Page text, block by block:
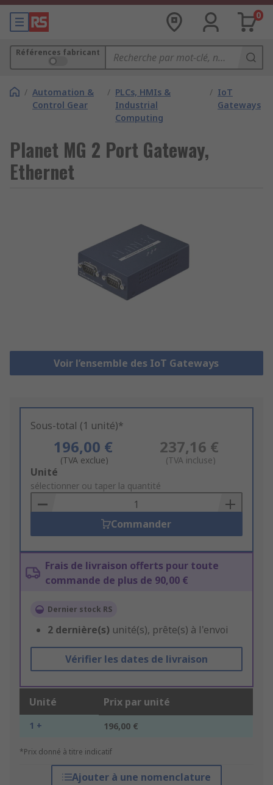
0
Références fabricant
/ Automation &
Control Gear
/ PLCs, HMIs &
Industrial
Computing
/ IoT
Gateways
Planet MG 2 Port Gateway,
Ethernet
Voir l’ensemble des IoT Gateways
Sous-total (1 unité)*
196,00 €
(TVA exclue)
237,16 €
(TVA incluse)
Add
to
Basket
Unité
sélectionner ou taper la quantité
Commander
Frais de livraison offerts pour toute
commande de plus de 90,00 €
Dernier stock RS
2 dernière(s) unité(s), prête(s) à l'envoi
Vérifier les dates de livraison
Unité Prix par unité
1 + 196,00 €
*Prix donné à titre indicatif
Ajouter à une nomenclature